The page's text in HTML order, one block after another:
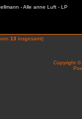
- Alle anne Luft - LP
13 insgesamt)
Copyright